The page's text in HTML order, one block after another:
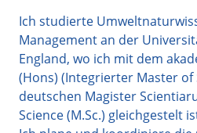
Ich studierte
Management an der
England, wo ich mit dem
(Hons) (Integrierter Master of
deutschen Magister
Science (M.Sc.) gleichgestelt